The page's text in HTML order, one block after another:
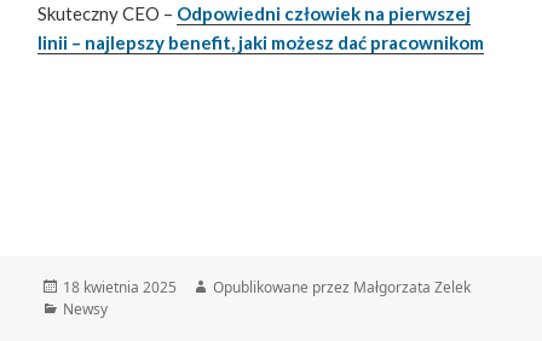
Skuteczny CEO – Odpowiedni człowiek na pierwszej
linii – najlepszy benefit, jaki możesz dać pracownikom
Data
publikacji
18 kwietnia 2025 Autor
Opublikowane przez Małgorzata Zelek
Kategorie
Newsy